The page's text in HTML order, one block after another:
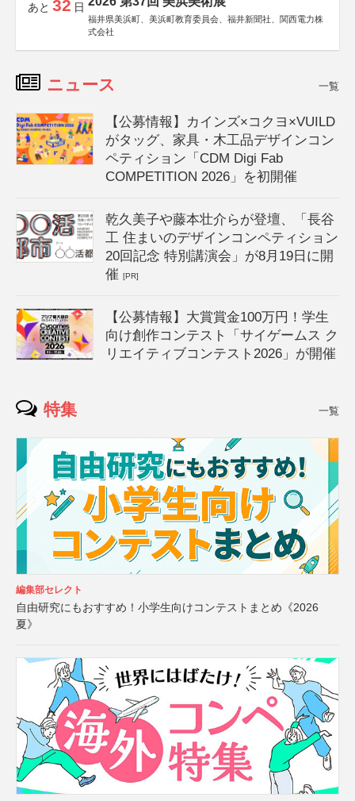
あと 32 日
福井県美浜町、美浜町教育委員会、福井新聞社、関西電力株
式会社
ニュース 一覧
【公募情報】カインズ×コクヨ×VUILD
がタッグ、家具・木工品デザインコン
ペティション「CDM Digi Fab
COMPETITION 2026」を初開催
乾久美子や藤本壮介らが登壇、「長谷
工 住まいのデザインコンペティション
20回記念 特別講演会」が8月19日に開
催[PR]
【公募情報】大賞賞金100万円！学生
向け創作コンテスト「サイゲームス ク
リエイティブコンテスト2026」が開催
特集 一覧
編集部セレクト
自由研究にもおすすめ！小学生向けコンテストまとめ《2026
夏》